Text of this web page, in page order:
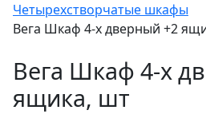
Четырехстворчатые шкафы
Вега Шкаф 4-х дверный +2
Вега Шкаф 4-х
ящика, шт